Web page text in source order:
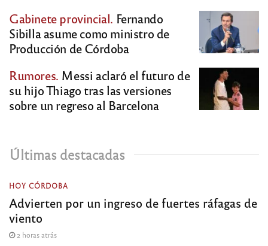
Gabinete provincial. Fernando
Sibilla asume como ministro de
Producción de Córdoba
Rumores. Messi aclaró el futuro de
su hijo Thiago tras las versiones
sobre un regreso al Barcelona
Últimas destacadas
HOY CÓRDOBA
Advierten por un ingreso de fuertes ráfagas de
viento
2 horas atrás